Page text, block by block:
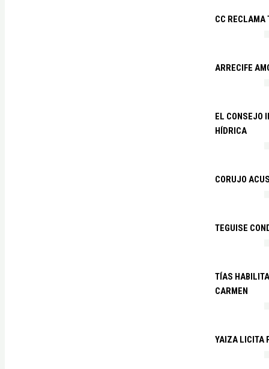
CC RECLAMA
ARRECIFE
EL CONSEJO
HÍDRICA
CORUJO
TEGUISE
TÍAS
CARMEN
YAIZA LICITA